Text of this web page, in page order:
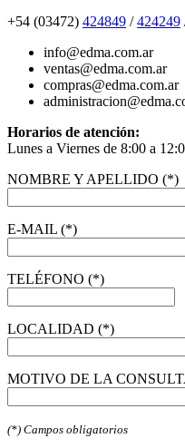
+54 (03472) 424849 /424249
info@edma.com.ar
ventas@edma.com.ar
compras@edma.com.ar
Horarios de atención:
Lunes a Viernes de 8:00 a
NOMBRE Y APELLIDO (*)
E-MAIL (*)
TELÉFONO (*)
LOCALIDAD (*)
MOTIVO DE LA
(*) Campos obligatorios